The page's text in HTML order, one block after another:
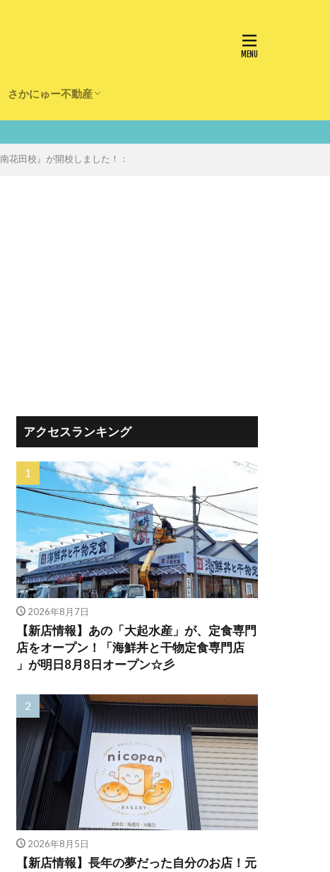
かけ
園
事
事
さかにゅー不動産
花田校』が開校しました！：
アクセスランキング
2026年8月7日
【新店情報】あの「大起水産」が、定食専門
店をオープン！「海鮮丼と干物定食専門店
」が明日8月8日オープン☆彡
2026年8月5日
【新店情報】長年の夢だった自分のお店！元